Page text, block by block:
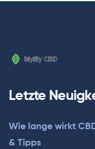
Letzte
Wie lange wirkt
& Tipps